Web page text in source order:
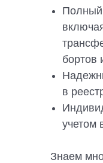
Полный
бортов
в
учетом
Знаем